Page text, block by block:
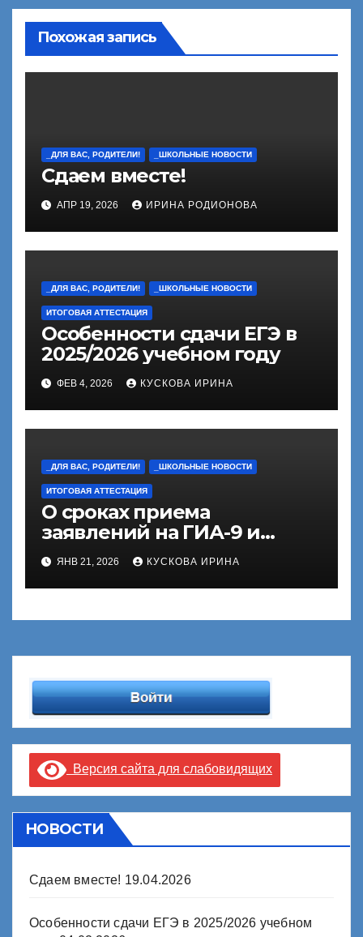
Похожая запись
_ДЛЯ ВАС, РОДИТЕЛИ! _ШКОЛЬНЫЕ НОВОСТИ
Сдаем вместе!
АПР 19, 2026 ИРИНА РОДИОНОВА
_ДЛЯ ВАС, РОДИТЕЛИ! _ШКОЛЬНЫЕ НОВОСТИ
ИТОГОВАЯ АТТЕСТАЦИЯ
Особенности сдачи ЕГЭ в
2025/2026 учебном году
ФЕВ 4, 2026 КУСКОВА ИРИНА
_ДЛЯ ВАС, РОДИТЕЛИ! _ШКОЛЬНЫЕ НОВОСТИ
ИТОГОВАЯ АТТЕСТАЦИЯ
О сроках приема
заявлений на ГИА-9 и
ГИА-11
ЯНВ 21, 2026 КУСКОВА ИРИНА
Версия сайта для слабовидящих
НОВОСТИ
Сдаем вместе! 19.04.2026
Особенности сдачи ЕГЭ в 2025/2026 учебном